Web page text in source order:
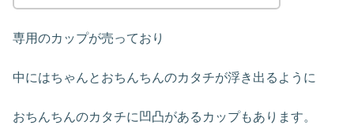
専用のカップが売っており
中にはちゃんとおちんちんのカタチが浮き出るように
おちんちんのカタチに凹凸があるカップもあります。